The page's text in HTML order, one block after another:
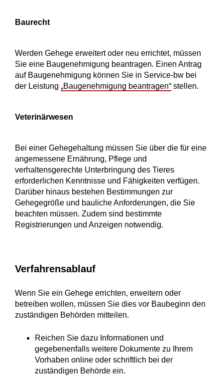
Baurecht
Werden Gehege erweitert oder neu errichtet, müssen
Sie eine Baugenehmigung beantragen. Einen Antrag
auf Baugenehmigung können Sie in Service-bw bei
der Leistung „Baugenehmigung beantragen“ stellen.
Veterinärwesen
Bei einer Gehegehaltung müssen Sie über die für eine
angemessene Ernährung, Pflege und
verhaltensgerechte Unterbringung des Tieres
erforderlichen Kenntnisse und Fähigkeiten verfügen.
Darüber hinaus bestehen Bestimmungen zur
Gehegegröße und bauliche Anforderungen, die Sie
beachten müssen. Zudem sind bestimmte
Registrierungen und Anzeigen notwendig.
Verfahrensablauf
Wenn Sie ein Gehege errichten, erweitern oder
betreiben wollen, müssen Sie dies vor Baubeginn den
zuständigen Behörden mitteilen.
Reichen Sie dazu Informationen und
gegebenenfalls weitere Dokumente zu Ihrem
Vorhaben online oder schriftlich bei der
zuständigen Behörde ein.